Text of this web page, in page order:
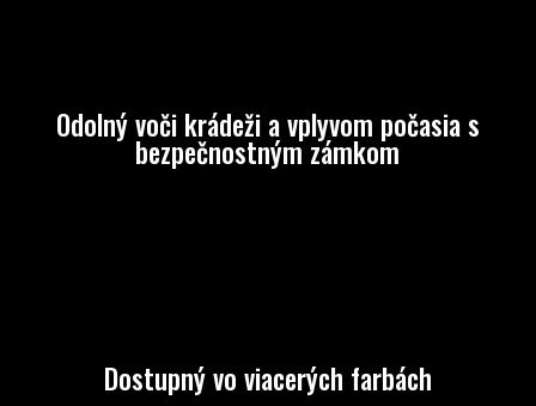
Odolný voči krádeži a vplyvom počasia s
bezpečnostným zámkom
Dostupný vo viacerých farbách